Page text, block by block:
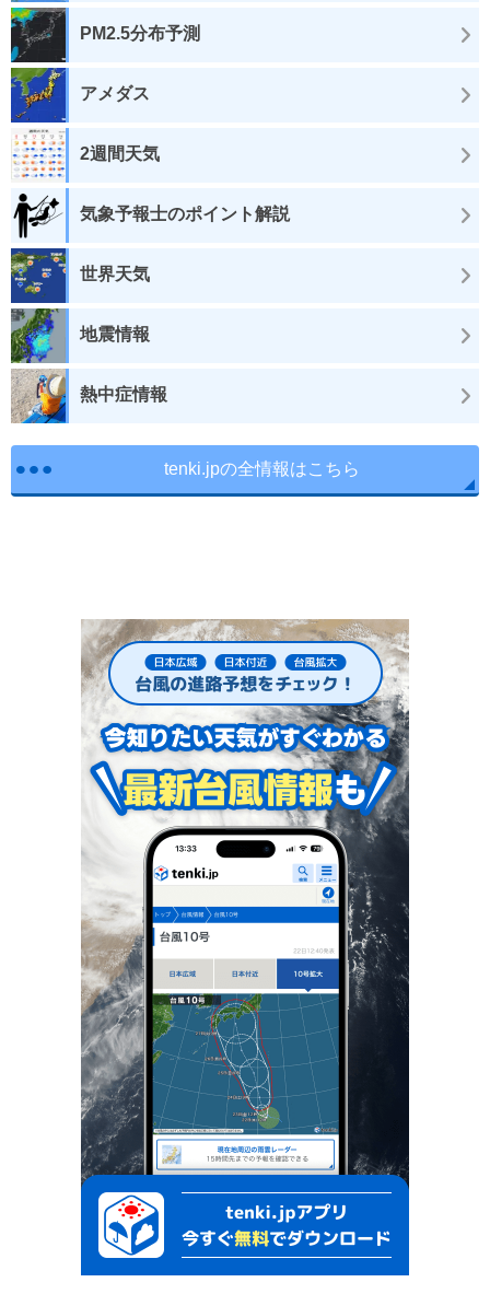
PM2.5分布予測
アメダス
2週間天気
気象予報士のポイント解説
世界天気
地震情報
熱中症情報
tenki.jpの全情報はこちら